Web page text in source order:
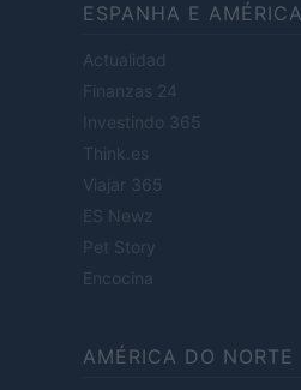
ESPANHA E
Actualidad
Finanzas 24
Investindo 365
Think.es
Viajar 365
ES Newz
Pet Story
Encocina
AMÉRICA DO NORTE